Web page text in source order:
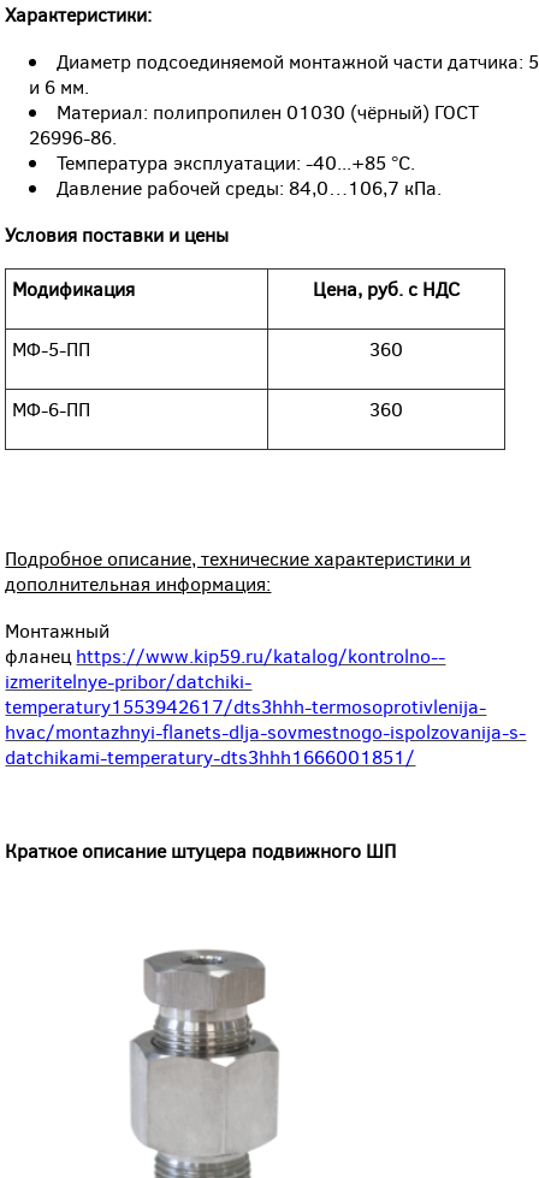
Характеристики:
Диаметр подсоединяемой монтажной части датчика: 5
и 6 мм.
Материал: полипропилен 01030 (чёрный) ГОСТ
26996-86.
Температура эксплуатации: -40...+85 °С.
Давление рабочей среды: 84,0…106,7 кПа.
Условия поставки и цены
Модификация Цена, руб. с НДС
МФ-5-ПП 360
МФ-6-ПП 360
Подробное описание, технические характеристики и
дополнительная информация:
Монтажный
фланец https://www.kip59.ru/katalog/kontrolno--
izmeritelnye-pribor/datchiki-
temperatury1553942617/dts3hhh-termosoprotivlenija-
hvac/montazhnyi-flanets-dlja-sovmestnogo-ispolzovanija-s-
datchikami-temperatury-dts3hhh1666001851/
Краткое описаниештуцера подвижного ШП